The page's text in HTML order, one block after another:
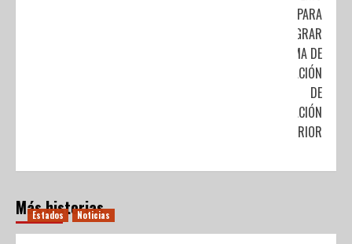
PARA
INTEGRAR
SISTEMA DE
INFORMACIÓN
DE
EDUCACIÓN
SUPERIOR
Más historias
Estados Noticias